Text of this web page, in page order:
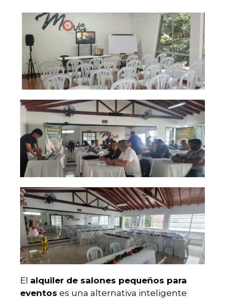
El alquiler de salones pequeños para
eventos es una alternativa inteligente